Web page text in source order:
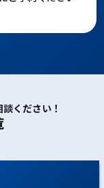
ください！